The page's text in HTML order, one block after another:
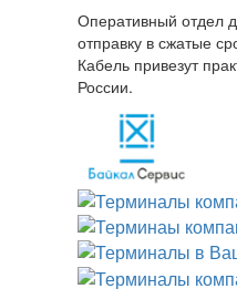
Оперативный отдел
отправку в сжатые
Кабель привезут
России.